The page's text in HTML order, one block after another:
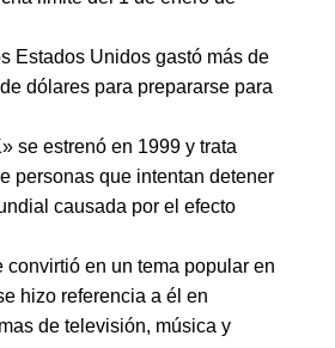
Estados Unidos gastó más de
dólares para prepararse para
se estrenó en 1999 y trata
personas que intentan detener
causada por el efecto
convirtió en un tema popular en
hizo referencia a él en
de televisión, música y